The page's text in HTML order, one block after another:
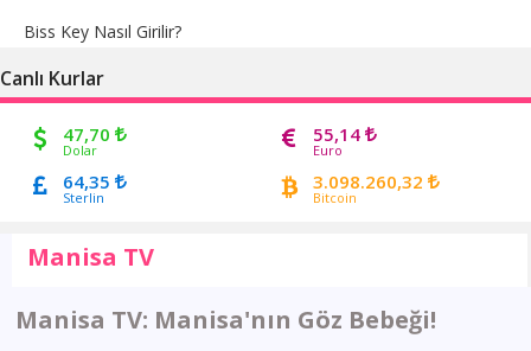
Biss Key Nasıl Girilir?
Canlı Kurlar
47,70
Dolar
55,14
Euro
64,35
Sterlin
3.098.260,32
Bitcoin
Manisa TV
Manisa TV: Manisa'nın Göz Bebeği!